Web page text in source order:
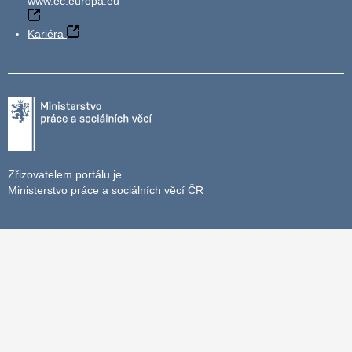
Kariéra
Zřizovatelem portálu je
Ministerstvo práce a sociálních věcí ČR